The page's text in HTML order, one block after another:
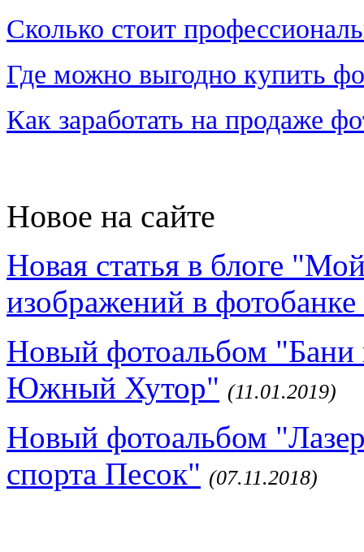
Сколько стоит
Где можно выгодно купить
Как заработать на продаже
Новое на сайте
Новая статья в блоге
изображений в
Новый фотоальбом "Бани
Южный Хутор" (11.01.2019)
Новый фотоальбом
спорта Песок" (07.11.2018)